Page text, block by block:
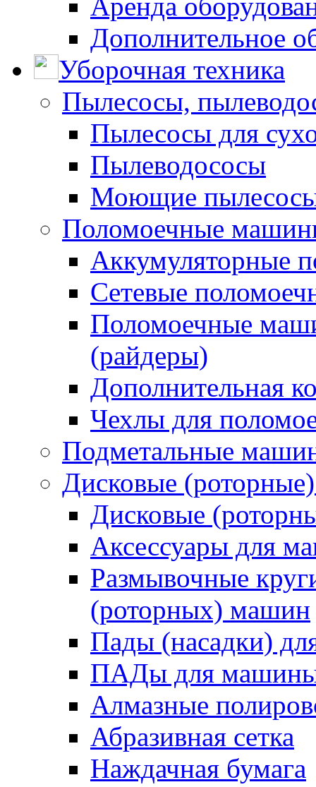
Дополнительное
Уборочная техника
Пылесосы,
Пылесосы для
Пылеводососы
Моющие пылесосы
Поломоечные
Аккумуляторные
Сетевые
Поломоечные
(райдеры)
Дополнительная
Чехлы для
Подметальные
Дисковые
Дисковые
Аксессуары для
Размывочные
(роторных) машин
Пады (насадки)
ПАДы для
Алмазные
Абразивная сетка
Наждачная бумага